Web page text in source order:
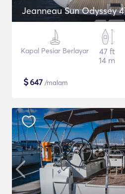
Jeanneau Sun Odyssey
Kapal Pesiar Berlayar
47 ft
14 m
$647 /malam